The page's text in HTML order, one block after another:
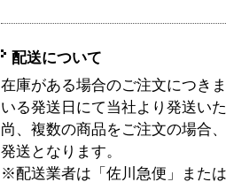
配送について
在庫がある場合のご注文につき
いる発送日にて当社より発送い
尚、複数の商品をご注文の場合
発送となります。
※配送業者は「佐川急便」また